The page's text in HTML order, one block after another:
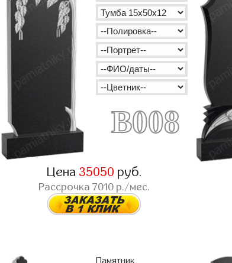
B008
Цена 35050 руб.
Рассрочка7010 р./мес.
Памятник